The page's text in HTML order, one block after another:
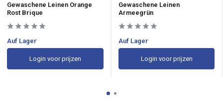
Gewaschene Leinen Orange
Rost Brique
Auf Lager
Login voor prijzen
Gewaschene Leinen
Armeegrün
Auf Lager
Login voor prijzen